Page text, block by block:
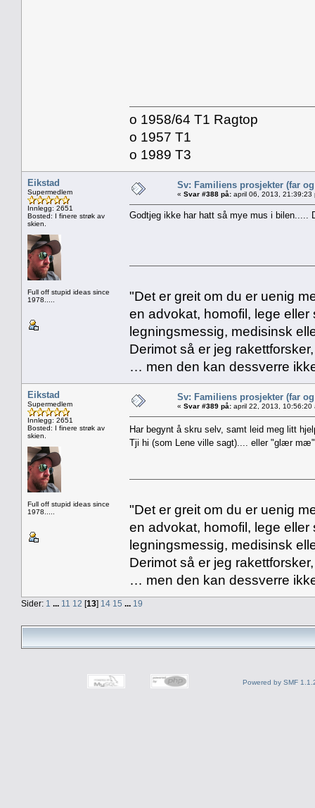
o 1958/64 T1 Ragtop
o 1957 T1
o 1989 T3
Eikstad
Supermedlem
Innlegg: 2651
Bosted: I finere strøk av
skien.
Full off stupid ideas since
1978.....
Sv: Familiens prosjekter (far
« Svar #388 på: april 06, 2013, 21:39:23
Godtjeg ikke har hatt så mye mus i
"Det er greit om du er uenig
en advokat, homofil, lege
legningsmessig, medisinsk
Derimot så er jeg
… men den kan dessverre
Eikstad
Supermedlem
Innlegg: 2651
Bosted: I finere strøk av
skien.
Full off stupid ideas since
1978.....
Sv: Familiens prosjekter (far
« Svar #389 på: april 22, 2013, 10:56:20
Har begynt å skru selv, samt leid meg litt
Tji hi (som Lene ville sagt).... eller "glær
"Det er greit om du er uenig
en advokat, homofil, lege
legningsmessig, medisinsk
Derimot så er jeg
… men den kan dessverre
Sider: 1 ... 11 12 [13] 14 15 ... 19
Powered by SMF